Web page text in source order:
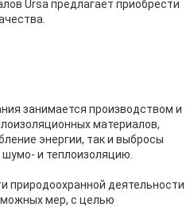
Ursa предлагает приобрести
занимается производством и
материалов,
энергии, так и выбросы
и теплоизоляцию.
природоохранной деятельности
мер, с целью